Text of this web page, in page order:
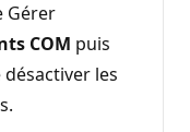
Gérer
COM puis
les